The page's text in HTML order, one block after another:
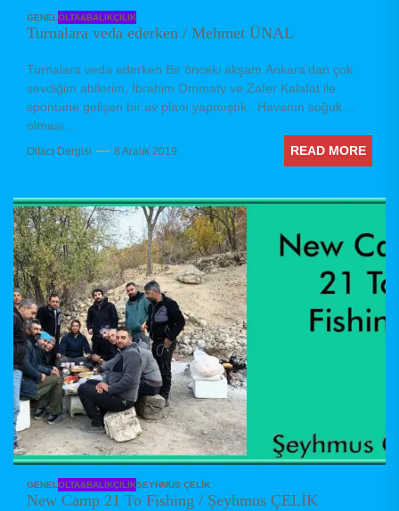
GENELOLTA&BALIKÇILIK
Turnalara veda ederken / Mehmet ÜNAL
Turnalara veda ederken Bir önceki akşam Ankara'dan çok
sevdiğim abilerim, İbrahim Ommaty ve Zafer Kalafat ile
spontane gelişen bir av planı yapmıştık. Havanın soğuk
olması...
Oltacı Dergisi 8 Aralık 2019 READ MORE
GENELOLTA&BALIKÇILIKŞEYHMUS ÇELIK
New Camp 21 To Fishing / Şeyhmus ÇELİK